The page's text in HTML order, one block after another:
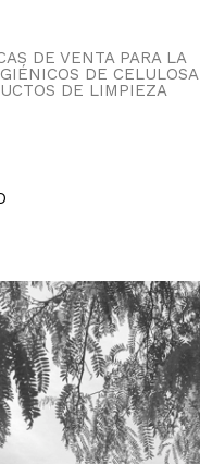
DE VENTA PARA LA
DE CELULOSA
DE LIMPIEZA